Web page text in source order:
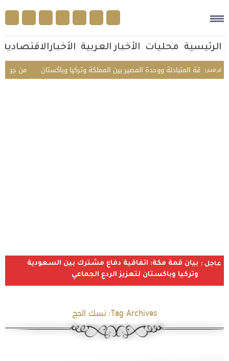
الرئيسية محليات الأخبار العربية الأخبارالاقتصادية
أخر الأخبار | من جوار الثقة المتبادلة ووحدة المصير بين المملكة وتركيا وباكستان
عاجل : بيان قمة مكة: اتفاقية دفاع مشترك بين السعودية
وتركيا وباكستان لتعزيز الردع الجماعي
Tag Archives: نسك الحج